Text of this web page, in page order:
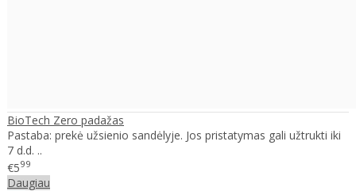
BioTech Zero padažas
Pastaba: prekė užsienio sandėlyje. Jos pristatymas gali užtrukti iki
7 d.d. ..
€599
Daugiau